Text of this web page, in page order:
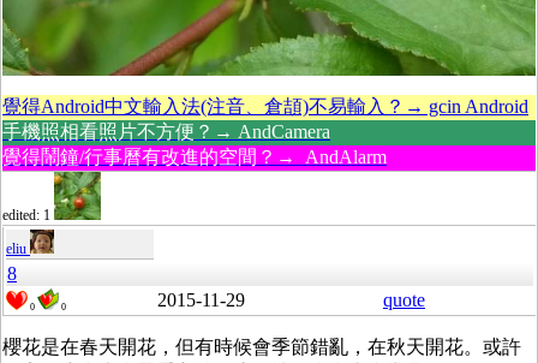
覺得Android中文輸入法(注音、倉頡)不易輸入？→ gcin Android
手機照相看照片不方便？→ AndCamera
覺得鬧鐘/行事曆有改進的空間？→ AndAlarm
edited: 1
eliu
8
0 0 2015-11-29 quote
櫻花是在春天開花，但有時候會季節錯亂，在秋天開花。或許